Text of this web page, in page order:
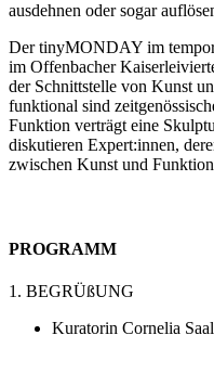
ausdehnen oder sogar
Der tinyMONDAY im
im Offenbacher
der Schnittstelle von Kunst
funktional sind
Funktion verträgt eine
diskutieren Expert:innen,
zwischen Kunst und
PROGRAMM
1. BEGRÜßUNG
Kuratorin Cornelia